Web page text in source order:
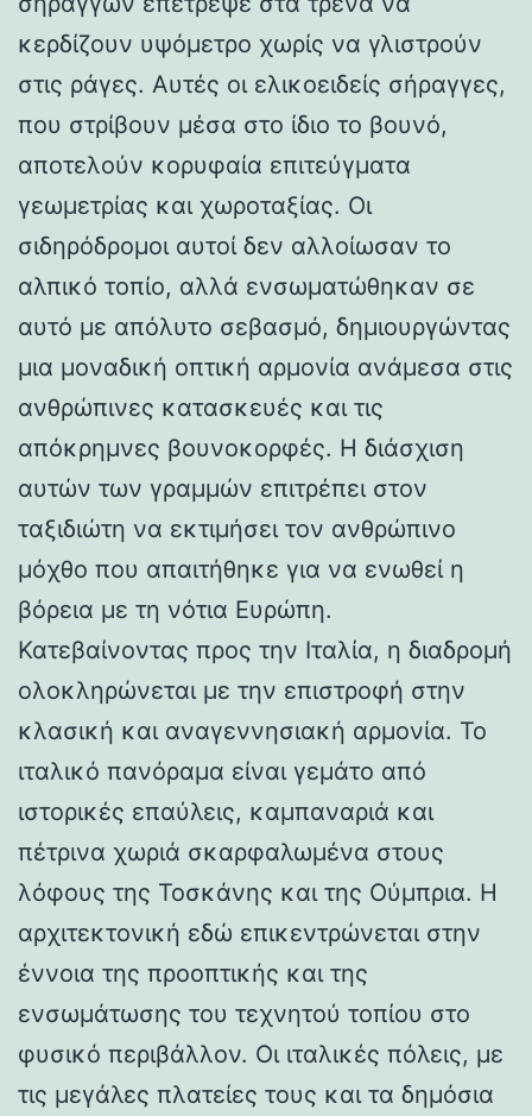
κερδίζουν υψόμετρο χωρίς να γλιστρούν
στις ράγες. Αυτές οι ελικοειδείς σήραγγες,
που στρίβουν μέσα στο ίδιο το βουνό,
αποτελούν κορυφαία επιτεύγματα
γεωμετρίας και χωροταξίας. Οι
σιδηρόδρομοι αυτοί δεν αλλοίωσαν το
αλπικό τοπίο, αλλά ενσωματώθηκαν σε
αυτό με απόλυτο σεβασμό, δημιουργώντας
μια μοναδική οπτική αρμονία ανάμεσα στις
ανθρώπινες κατασκευές και τις
απόκρημνες βουνοκορφές. Η διάσχιση
αυτών των γραμμών επιτρέπει στον
ταξιδιώτη να εκτιμήσει τον ανθρώπινο
μόχθο που απαιτήθηκε για να ενωθεί η
βόρεια με τη νότια Ευρώπη.
Κατεβαίνοντας προς την Ιταλία, η διαδρομή
ολοκληρώνεται με την επιστροφή στην
κλασική και αναγεννησιακή αρμονία. Το
ιταλικό πανόραμα είναι γεμάτο από
ιστορικές επαύλεις, καμπαναριά και
πέτρινα χωριά σκαρφαλωμένα στους
λόφους της Τοσκάνης και της Ούμπρια. Η
αρχιτεκτονική εδώ επικεντρώνεται στην
έννοια της προοπτικής και της
ενσωμάτωσης του τεχνητού τοπίου στο
φυσικό περιβάλλον. Οι ιταλικές πόλεις, με
τις μεγάλες πλατείες τους και τα δημόσια